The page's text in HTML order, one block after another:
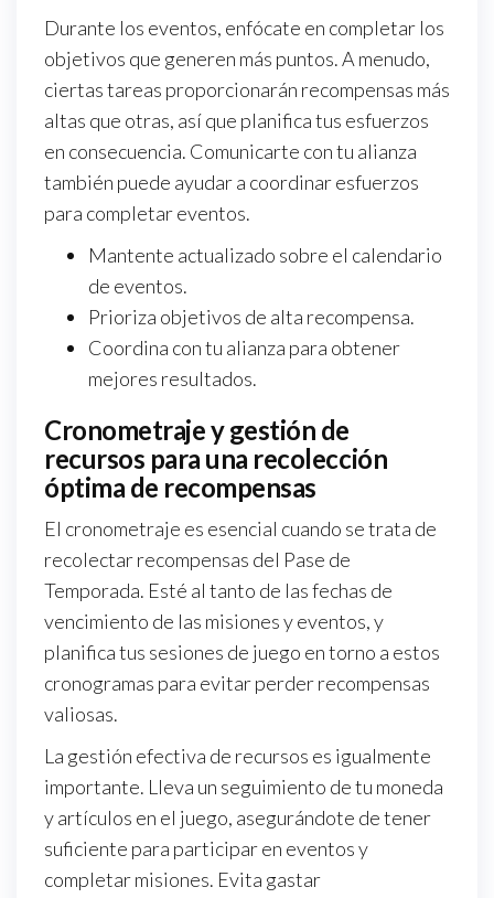
Durante los eventos, enfócate en completar los
objetivos que generen más puntos. A menudo,
ciertas tareas proporcionarán recompensas más
altas que otras, así que planifica tus esfuerzos
en consecuencia. Comunicarte con tu alianza
también puede ayudar a coordinar esfuerzos
para completar eventos.
Mantente actualizado sobre el calendario
de eventos.
Prioriza objetivos de alta recompensa.
Coordina con tu alianza para obtener
mejores resultados.
Cronometraje y gestión de
recursos para una recolección
óptima de recompensas
El cronometraje es esencial cuando se trata de
recolectar recompensas del Pase de
Temporada. Esté al tanto de las fechas de
vencimiento de las misiones y eventos, y
planifica tus sesiones de juego en torno a estos
cronogramas para evitar perder recompensas
valiosas.
La gestión efectiva de recursos es igualmente
importante. Lleva un seguimiento de tu moneda
y artículos en el juego, asegurándote de tener
suficiente para participar en eventos y
completar misiones. Evita gastar